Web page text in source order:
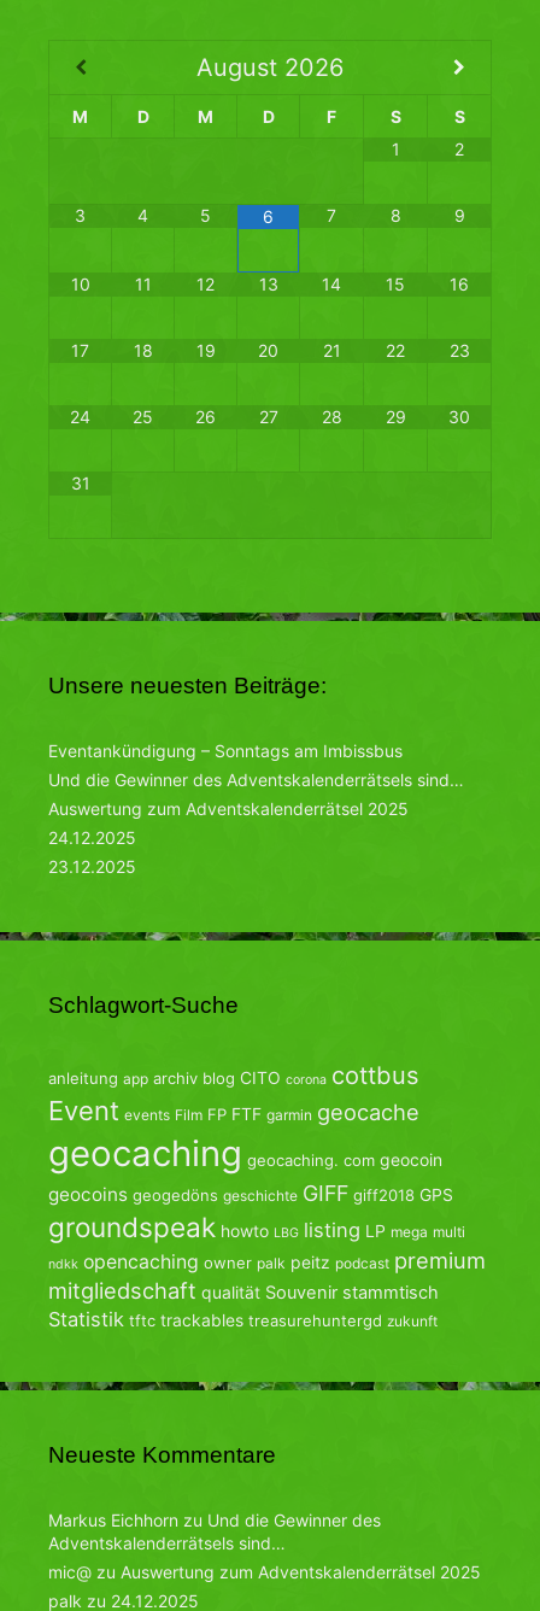
August 2026
M D M D F S
S
1
2
3 4 5 6 7 8 9
10 11 12 13 14 15 16
17 18 19 20 21 22 23
24 25 26 27 28 29 30
31
Unsere neuesten Beiträge:
Eventankündigung – Sonntags am Imbissbus
Und die Gewinner des Adventskalenderrätsels sind…
Auswertung zum Adventskalenderrätsel 2025
24.12.2025
23.12.2025
Schlagwort-Suche
anleitung app archiv blog CITO corona cottbus
Event events Film FP FTF garmin geocache
geocaching geocaching. com geocoin
geocoins geogedöns geschichte GIFF giff2018 GPS
groundspeak howto LBG listing LP mega multi
ndkk opencaching owner palk peitz podcast premium
mitgliedschaft qualität Souvenir stammtisch
Statistik tftc trackables treasurehuntergd zukunft
Neueste Kommentare
Markus Eichhorn zu Und die Gewinner des
Adventskalenderrätsels sind…
mic@ zu Auswertung zum Adventskalenderrätsel 2025
palk zu 24.12.2025